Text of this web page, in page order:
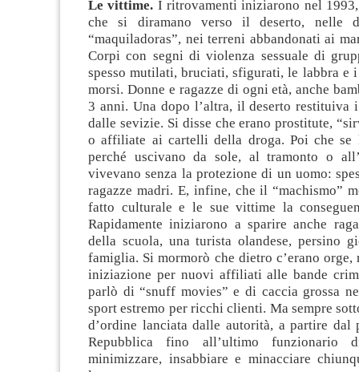
Le vittime. I ritrovamenti iniziarono nel
che si diramano verso il deserto, nelle
“maquiladoras”, nei terreni abbandonati ai
Corpi con segni di violenza sessuale di
spesso mutilati, bruciati, sfigurati, le labbra e
morsi. Donne e ragazze di ogni età, anche
3 anni. Una dopo l’altra, il deserto restituiva
dalle sevizie. Si disse che erano prostitute,
o affiliate ai cartelli della droga. Poi che se
perché uscivano da sole, al tramonto o
vivevano senza la protezione di un uomo:
ragazze madri. E, infine, che il “machismo”
fatto culturale e le sue vittime la
Rapidamente iniziarono a sparire anche
della scuola, una turista olandese, persino
famiglia. Si mormorò che dietro c’erano
iniziazione per nuovi affiliati alle bande
parlò di “snuff movies” e di caccia grossa
sport estremo per ricchi clienti. Ma sempre
d’ordine lanciata dalle autorità, a partire dal
Repubblica fino all’ultimo funzionario
minimizzare, insabbiare e minacciare